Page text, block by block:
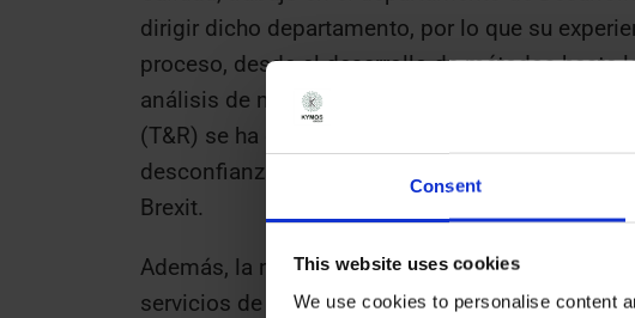
Consent
This website uses cookies
We use cookies to personalise content
dirigir dicho departamento, por lo que su
proceso, desde el desarrollo de métodos hasta
análisis de muestras. La demanda de servicios
(T&R) se ha quintuplicado en los últimos dos
desconfianza en las medidas de mitigación del
Brexit.
Además, la mayoría de los clientes de KYMOS
servicios de T&R de lotes fabrican sus